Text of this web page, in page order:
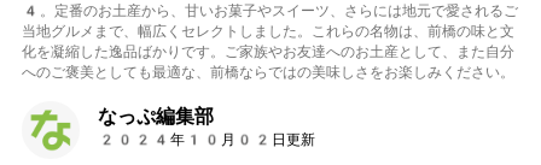
4。定番のお土産から、甘いお菓子やスイーツ、さらには地元で愛されるご
当地グルメまで、幅広くセレクトしました。これらの名物は、前橋の味と文
化を凝縮した逸品ばかりです。ご家族やお友達へのお土産として、また自分
へのご褒美としても最適な、前橋ならではの美味しさをお楽しみください。
なっぷ編集部
2024年10月02日更新